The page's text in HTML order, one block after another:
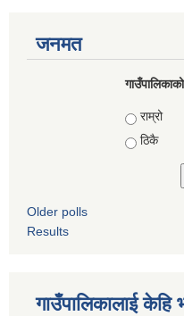
जनमत
Choices
राम्रो
ठिकै
Older polls
Results
गाउँपालिकालाई